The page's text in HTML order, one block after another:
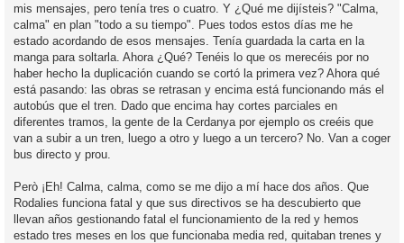
mis mensajes, pero tenía tres o cuatro. Y ¿Qué me dijísteis? "Calma,
calma" en plan "todo a su tiempo". Pues todos estos días me he
estado acordando de esos mensajes. Tenía guardada la carta en la
manga para soltarla. Ahora ¿Qué? Tenéis lo que os merecéis por no
haber hecho la duplicación cuando se cortó la primera vez? Ahora qué
está pasando: las obras se retrasan y encima está funcionando más el
autobús que el tren. Dado que encima hay cortes parciales en
diferentes tramos, la gente de la Cerdanya por ejemplo os creéis que
van a subir a un tren, luego a otro y luego a un tercero? No. Van a coger
bus directo y prou.
Però ¡Eh! Calma, calma, como se me dijo a mí hace dos años. Que
Rodalies funciona fatal y que sus directivos se ha descubierto que
llevan años gestionando fatal el funcionamiento de la red y hemos
estado tres meses en los que funcionaba media red, quitaban trenes y